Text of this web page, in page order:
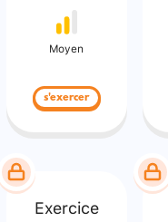
Moyen
s'exercer
Exercice